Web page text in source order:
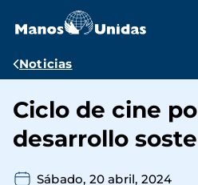
contenido
Ruta
navegación
Noticias
Ciclo de cine
desarrollo
Sábado, 20 abril, 2024